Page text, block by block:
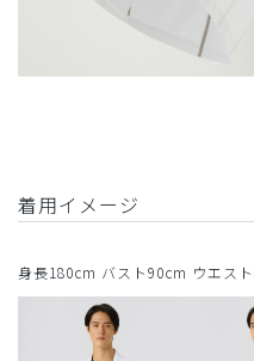
着用イメージ
身長180cm バスト90cm ウエス